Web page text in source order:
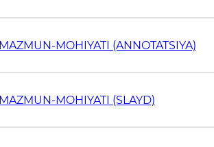
O‘ZBEKISTON RESPUBLIKASI KONSTITUTSIYASINING MAZMUN-MOHIYATI (ANNOTATSIYA)
MOHIYATI (SLAYD)